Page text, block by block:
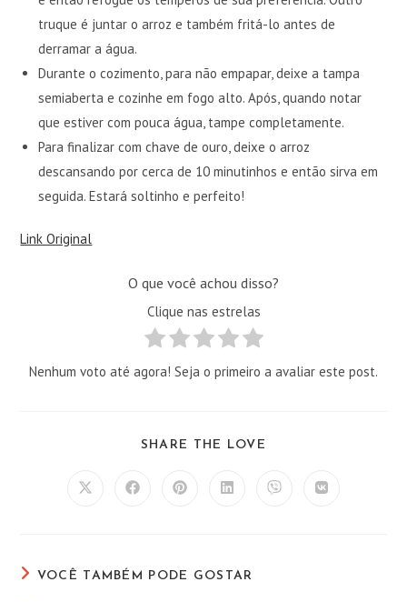
truque é juntar o arroz e também fritá-lo antes de
derramar a água.
Durante o cozimento, para não empapar, deixe a tampa
semiaberta e cozinhe em fogo alto. Após, quando notar
que estiver com pouca água, tampe completamente.
Para finalizar com chave de ouro, deixe o arroz
descansando por cerca de 10 minutinhos e então sirva em
seguida. Estará soltinho e perfeito!
Link Original
O que você achou disso?
Clique nas estrelas
Nenhum voto até agora! Seja o primeiro a avaliar este post.
SHARE THE LOVE
Abre Abre Abre Abre Abre Abre
VOCÊ TAMBÉM PODE GOSTAR